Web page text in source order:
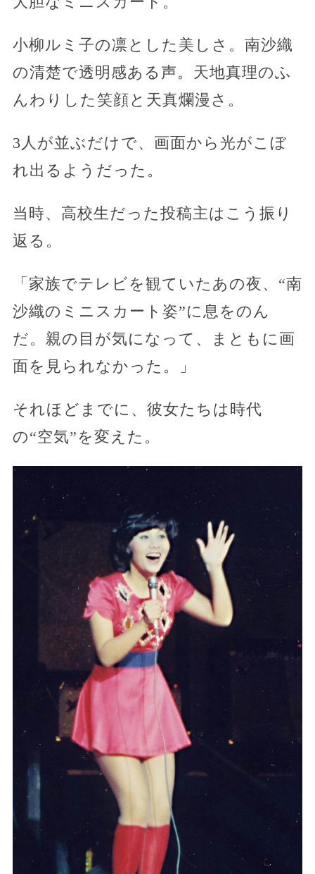
小柳ルミ子の凛とした美しさ。南沙織
の清楚で透明感ある声。天地真理のふ
んわりした笑顔と天真爛漫さ。
3人が並ぶだけで、画面から光がこぼ
れ出るようだった。
当時、高校生だった投稿主はこう振り
返る。
「家族でテレビを観ていたあの夜、“南
沙織のミニスカート姿”に息をのん
だ。親の目が気になって、まともに画
面を見られなかった。」
それほどまでに、彼女たちは時代
の“空気”を変えた。